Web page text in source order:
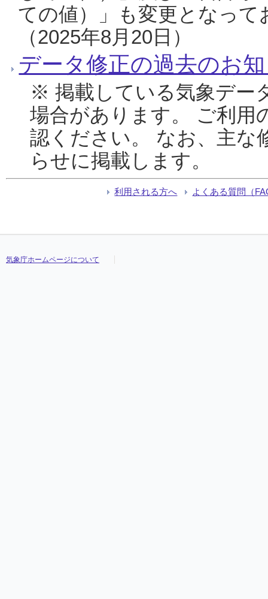
ての値）」も変更となっ
（2025年8月20日）
データ修正の過去のお
※ 掲載している気象デー
場合があります。 ご利用
認ください。 なお、主な
らせに掲載します。
利用される方へ よくある質問（
気象庁ホームページについて